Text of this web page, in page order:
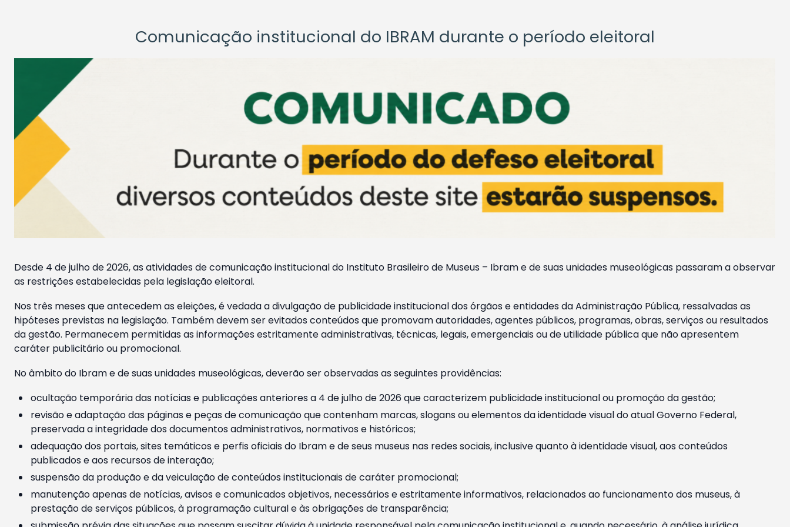
Comunicação institucional do IBRAM durante o período eleitoral
Desde 4 de julho de 2026, as atividades de comunicação institucional do Instituto Brasileiro de Museus – Ibram e de suas unidades museológicas passaram a observar
as restrições estabelecidas pela legislação eleitoral.
Nos três meses que antecedem as eleições, é vedada a divulgação de publicidade institucional dos órgãos e entidades da Administração Pública, ressalvadas as
hipóteses previstas na legislação. Também devem ser evitados conteúdos que promovam autoridades, agentes públicos, programas, obras, serviços ou resultados
da gestão. Permanecem permitidas as informações estritamente administrativas, técnicas, legais, emergenciais ou de utilidade pública que não apresentem
caráter publicitário ou promocional.
No âmbito do Ibram e de suas unidades museológicas, deverão ser observadas as seguintes providências:
ocultação temporária das notícias e publicações anteriores a 4 de julho de 2026 que caracterizem publicidade institucional ou promoção da gestão;
revisão e adaptação das páginas e peças de comunicação que contenham marcas, slogans ou elementos da identidade visual do atual Governo Federal,
preservada a integridade dos documentos administrativos, normativos e históricos;
adequação dos portais, sites temáticos e perfis oficiais do Ibram e de seus museus nas redes sociais, inclusive quanto à identidade visual, aos conteúdos
publicados e aos recursos de interação;
suspensão da produção e da veiculação de conteúdos institucionais de caráter promocional;
manutenção apenas de notícias, avisos e comunicados objetivos, necessários e estritamente informativos, relacionados ao funcionamento dos museus, à
prestação de serviços públicos, à programação cultural e às obrigações de transparência;